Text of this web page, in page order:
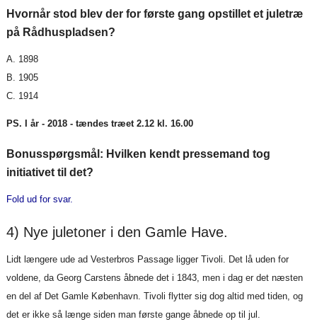
Hvornår stod blev der for første gang opstillet et juletræ
på Rådhuspladsen?
A. 1898
B. 1905
C. 1914
PS. I år - 2018 - tændes træet 2.12 kl. 16.00
Bonusspørgsmål: Hvilken kendt pressemand tog
initiativet til det?
Fold ud for svar.
4) Nye juletoner i den Gamle Have.
Lidt længere ude ad Vesterbros Passage ligger Tivoli. Det lå uden for
voldene, da Georg Carstens åbnede det i 1843, men i dag er det næsten
en del af Det Gamle København. Tivoli flytter sig dog altid med tiden, og
det er ikke så længe siden man første gange åbnede op til jul.